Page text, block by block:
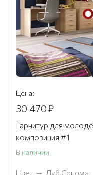
Цена:
30 470₽
Гарнитур для
композиция #1
В наличии
Цвет — Дуб Сонома